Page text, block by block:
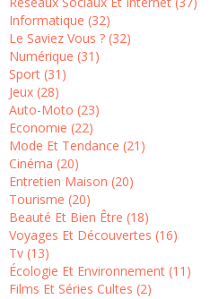
Informatique (32)
Le Saviez Vous ? (32)
Numérique (31)
Sport (31)
Jeux (28)
Auto-Moto (23)
Economie (22)
Mode Et Tendance (21)
Cinéma (20)
Entretien Maison (20)
Tourisme (20)
Beauté Et Bien Être (18)
Voyages Et Découvertes (16)
Tv (13)
Écologie Et Environnement (11)
Films Et Séries Cultes (2)